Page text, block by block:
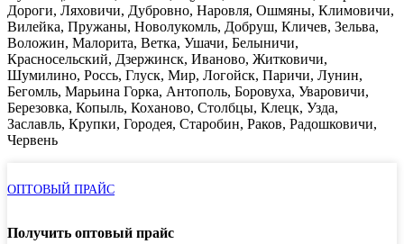
Дороги, Ляховичи, Дубровно, Наровля, Ошмяны, Климовичи,
Вилейка, Пружаны, Новолукомль, Добруш, Кличев, Зельва,
Воложин, Малорита, Ветка, Ушачи, Белыничи,
Красносельский, Дзержинск, Иваново, Житковичи,
Шумилино, Россь, Глуск, Мир, Логойск, Паричи, Лунин,
Бегомль, Марьина Горка, Антополь, Боровуха, Уваровичи,
Березовка, Копыль, Коханово, Столбцы, Клецк, Узда,
Заславль, Крупки, Городея, Старобин, Раков, Радошковичи,
Червень
ОПТОВЫЙ ПРАЙС
Получить оптовый прайс